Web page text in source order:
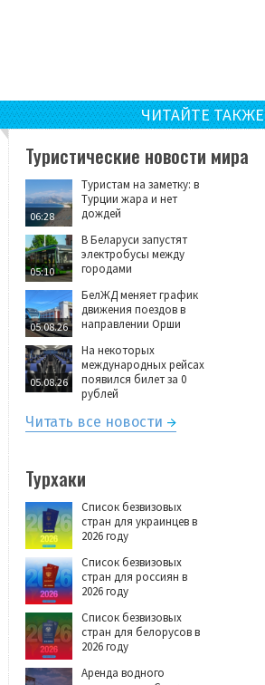
ЧИТАЙТЕ ТАКЖЕ
Туристические новости мира
06:28
Туристам на заметку: в
Турции жара и нет
дождей
05:10
В Беларуси запустят
электробусы между
городами
05.08.26
БелЖД меняет график
движения поездов в
направлении Орши
05.08.26
На некоторых
международных рейсах
появился билет за 0
рублей
Читать все новости
Турхаки
Список безвизовых
стран для украинцев в
2026 году
Список безвизовых
стран для россиян в
2026 году
Список безвизовых
стран для белорусов в
2026 году
Аренда водного